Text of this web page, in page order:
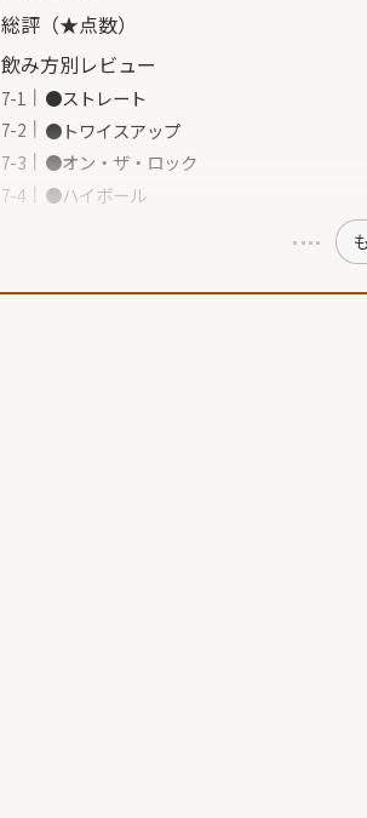
総評（★点数）
飲み方別レビュー
●ストレート
●トワイスアップ
●オン・ザ・ロック
●ハイボール